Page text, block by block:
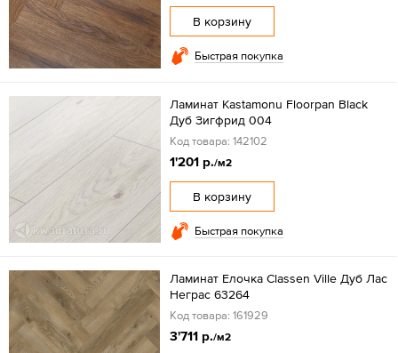
В корзину
Быстрая покупка
Ламинат Kastamonu Floorpan Black
Дуб Зигфрид 004
Код товара: 142102
1'201 р./м2
В корзину
Быстрая покупка
Ламинат Елочка Classen Ville Дуб Лас
Неграс 63264
Код товара: 161929
3'711 р./м2